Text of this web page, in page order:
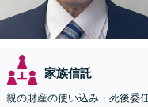
家族信託
親の財産の使い込み・死後委